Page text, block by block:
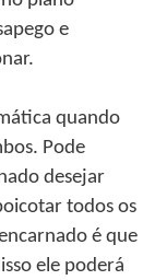
e
quando
Pode
desejar
todos os
é que
ele poderá